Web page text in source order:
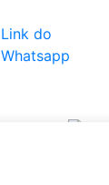
Link do
Whatsapp